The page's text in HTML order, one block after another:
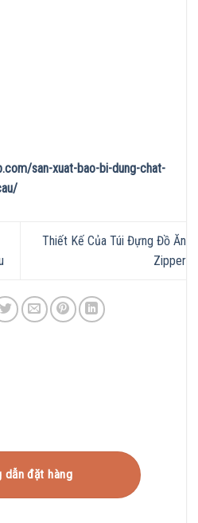
san-xuat-bao-bi-dung-chat-
Thiết Kế Của Túi Đựng Đồ Ăn
Zipper
dẫn đặt hàng